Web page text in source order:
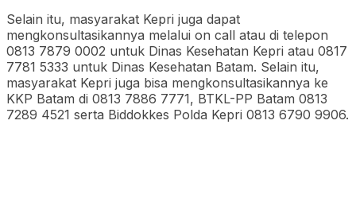
Selain itu, masyarakat Kepri juga dapat
mengkonsultasikannya melalui on call atau di telepon
0813 7879 0002 untuk Dinas Kesehatan Kepri atau 0817
7781 5333 untuk Dinas Kesehatan Batam. Selain itu,
masyarakat Kepri juga bisa mengkonsultasikannya ke
KKP Batam di 0813 7886 7771, BTKL-PP Batam 0813
7289 4521 serta Biddokkes Polda Kepri 0813 6790 9906.